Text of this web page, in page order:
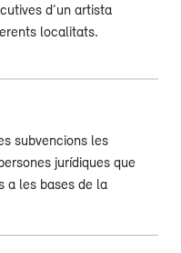
d’un artista
localitats.
subvencions les
jurídiques que
a les bases de la